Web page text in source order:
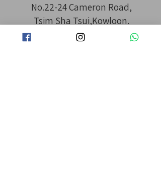
No.22-24 Cameron Road,
Tsim Sha Tsui,Kowloon.